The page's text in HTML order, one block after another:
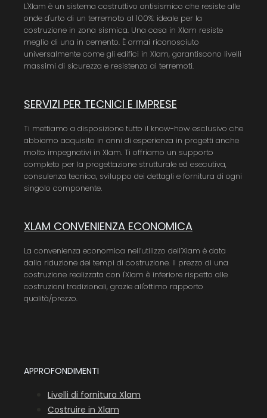
L'Xlam è un sistema costruttivo antisismico che resiste alle
onde d'urto di un terremoto al 100%: ideale per la
costruzione in zona sismica. Una casa in Xlam resiste
meglio di una in cemento. È ormai riconosciuto
universalmente come gli edifici in Xlam, garantiscono livelli
massimi di sicurezza e resistenza ai terremoti.
SERVIZI PER TECNICI E IMPRESE
Ti mettiamo a disposizione tutto il know-how esclusivo che
abbiamo acquisito in anni di esperienza in progetti anche
molto impegnativi in Xlam. Ti offriamo un supporto
completo per la progettazione strutturale ed esecutiva,
consulenza tecnica, sviluppo dei dettagli e fornitura di ogni
singolo componente.
XLAM CONVENIENZA ECONOMICA
La convenienza economica nell’utilizzo dell’Xlam è data
dalla riduzione dei tempi di costruzione. Il prezzo di una
costruzione realizzata con l'Xlam è inferiore rispetto alle
costruzioni tradizionali, grazie all'ottimo rapporto
qualità/prezzo.
APPROFONDIMENTI
Livelli di fornitura Xlam
Costruire in Xlam